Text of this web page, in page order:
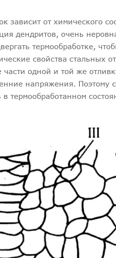
зависит от химического
дендритов, очень
термообработке,
свойства стальных
части одной и той же
напряжения. Поэтому
термообработанном